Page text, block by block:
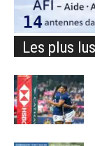
Les plus lus